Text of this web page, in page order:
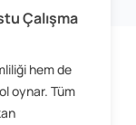
Çalışma
hem de
oynar. Tüm